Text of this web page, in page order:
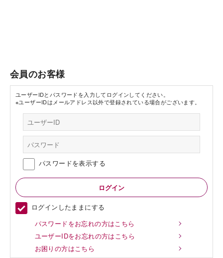
会員のお客様
ユーザーIDとパスワードを入力してログインしてください。
※ユーザーIDはメールアドレス以外で登録されている場合がございます。
パスワードを表示する
ログインしたままにする
パスワードをお忘れの方はこちら
ユーザーIDをお忘れの方はこちら
お困りの方はこちら